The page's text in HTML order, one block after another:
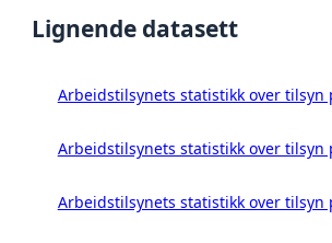
Lignende datasett
Arbeidstilsynets statistikk over tilsyn
Arbeidstilsynets statistikk over
Arbeidstilsynets statistikk over tilsyn